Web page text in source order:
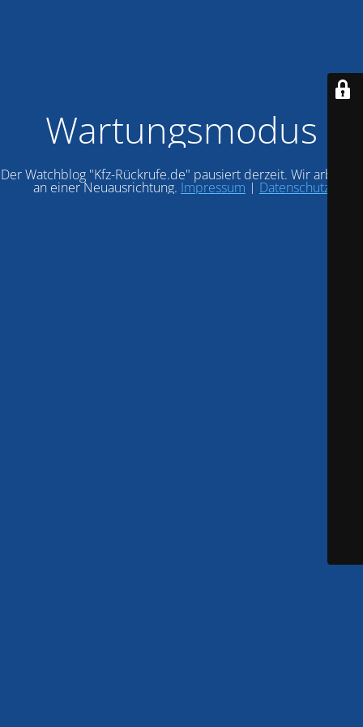
Wartungsmodus
Der Watchblog "Kfz-Rückrufe.de" pausiert derzeit. Wir arbeiten
an einer Neuausrichtung. Impressum | Datenschutz